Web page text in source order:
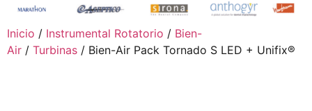
Inicio / Instrumental Rotatorio / Bien-
Air / Turbinas / Bien-Air Pack Tornado S LED + Unifix®